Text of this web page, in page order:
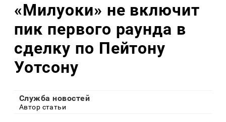
«Милуоки» не включит
пик первого раунда в
сделку по Пейтону
Уотсону
Служба новостей
Автор статьи